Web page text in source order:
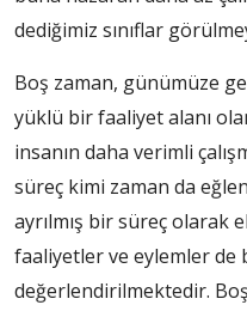
dediğimiz sınıflar
Boş zaman, günümüze
yüklü bir faaliyet alanı
insanın daha verimli
süreç kimi zaman da
ayrılmış bir süreç olarak
faaliyetler ve eylemler de
değerlendirilmektedir.